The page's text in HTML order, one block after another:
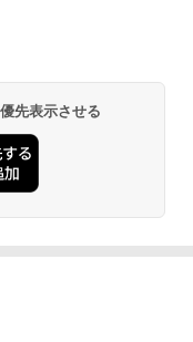
先表示させる